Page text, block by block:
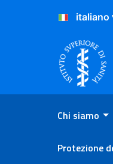
Salta al Contenuto
Salta al Footer
Chi siamo
Protezione